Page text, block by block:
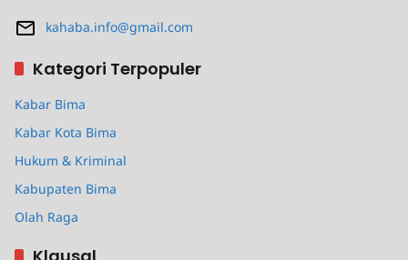
kahaba.info@gmail.com
Kategori Terpopuler
Kabar Bima
Kabar Kota Bima
Hukum & Kriminal
Kabupaten Bima
Olah Raga